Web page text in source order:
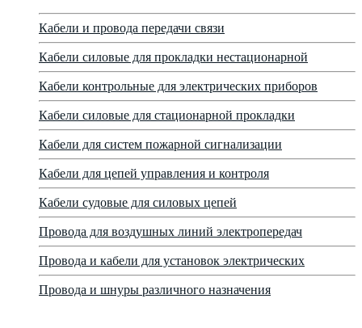
Кабели и провода передачи связи
Кабели силовые для прокладки нестационарной
Кабели контрольные для электрических приборов
Кабели силовые для стационарной прокладки
Кабели для систем пожарной сигнализации
Кабели для цепей управления и контроля
Кабели судовые для силовых цепей
Провода для воздушных линий электропередач
Провода и кабели для установок электрических
Провода и шнуры различного назначения